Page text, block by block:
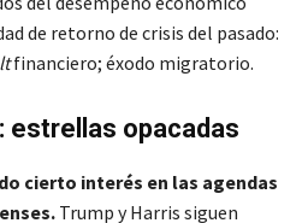
de retorno de crisis del pasado:
financiero; éxodo migratorio.
estrellas opacadas
cierto interés en las agendas
Trump y Harris siguen